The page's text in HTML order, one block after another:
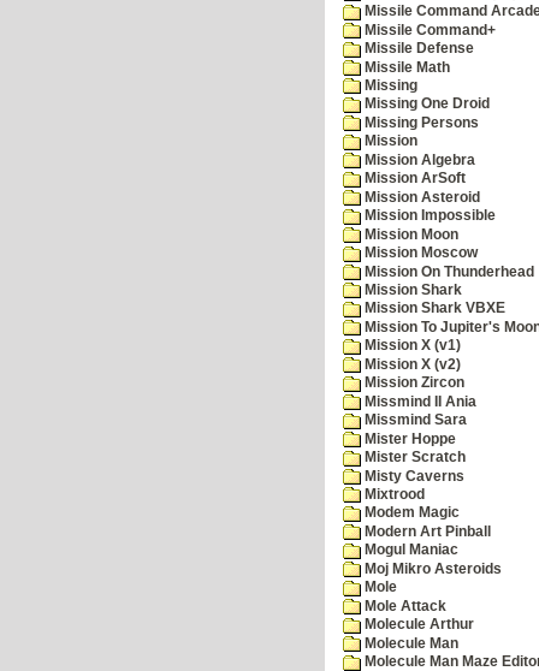
Missile Command
Missile Command+
Missile Defense
Missile Math
Missing
Missing One Droid
Missing Persons
Mission
Mission Algebra
Mission ArSoft
Mission Asteroid
Mission Impossible
Mission Moon
Mission Moscow
Mission On Thunderhead
Mission Shark
Mission Shark VBXE
Mission To Jupiter's
Mission X (v1)
Mission X (v2)
Mission Zircon
Missmind II Ania
Missmind Sara
Mister Hoppe
Mister Scratch
Misty Caverns
Mixtrood
Modem Magic
Modern Art Pinball
Mogul Maniac
Moj Mikro Asteroids
Mole
Mole Attack
Molecule Arthur
Molecule Man
Molecule Man Maze